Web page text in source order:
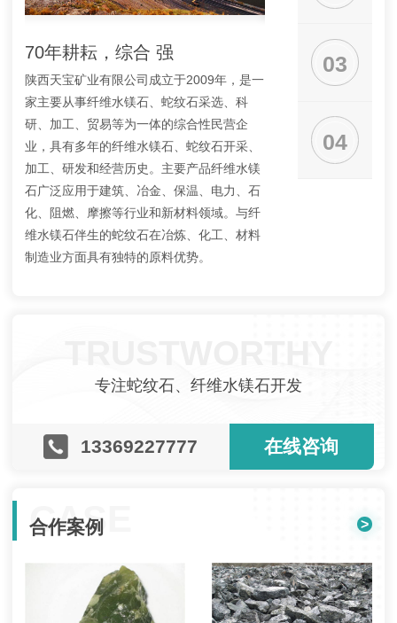
03
04
70年耕耘，综合 强
陕西天宝矿业有限公司成立于2009年，是一
家主要从事纤维水镁石、蛇纹石采选、科
研、加工、贸易等为一体的综合性民营企
业，具有多年的纤维水镁石、蛇纹石开采、
加工、研发和经营历史。主要产品纤维水镁
石广泛应用于建筑、冶金、保温、电力、石
化、阻燃、摩擦等行业和新材料领域。与纤
维水镁石伴生的蛇纹石在冶炼、化工、材料
制造业方面具有独特的原料优势。
大型矿山，规模
公司矿山查明纤维水
与采矿相配套的选矿厂
厂3座，年处理矿石40
上纤维水镁石1万吨，
专注蛇纹石、纤维水镁石开发
13369227777 在线咨询
CASE
合作案例 >